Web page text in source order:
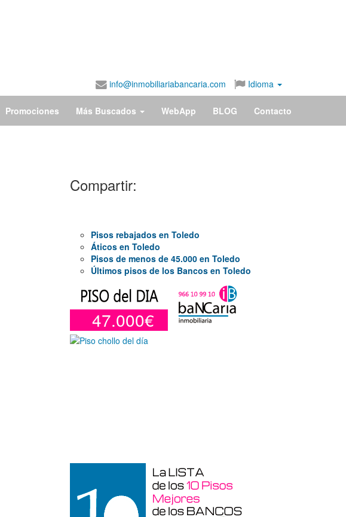
info@inmobiliariabancaria.com Idioma
Promociones Más Buscados WebApp BLOG Contacto
Compartir:
Pisos rebajados en Toledo
Áticos en Toledo
Pisos de menos de 45.000 en Toledo
Últimos pisos de los Bancos en Toledo
47.000€